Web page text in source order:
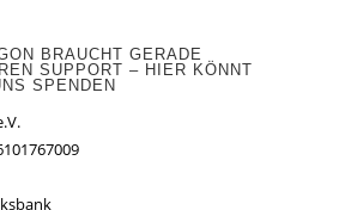
BRAUCHT GERADE
SUPPORT – HIER KÖNNT
SPENDEN